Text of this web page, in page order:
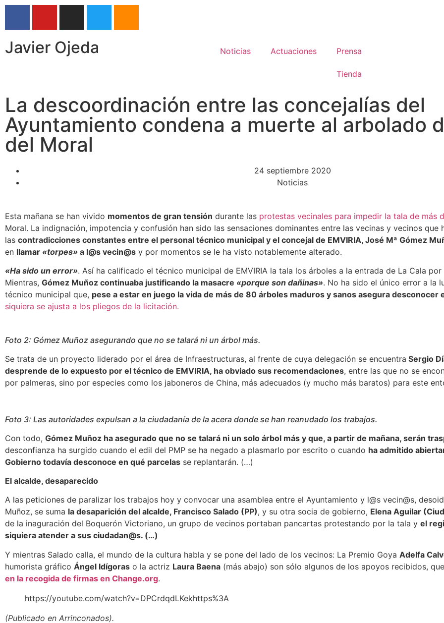
Javier Ojeda Noticias Actuaciones Prensa
Tienda
La descoordinación entre las concejalías del
Ayuntamiento condena a muerte al arbolado
del Moral
24 septiembre 2020
Noticias
Esta mañana se han vivido momentos de gran tensión durante las protestas vecinales para impedir la tala de más
Moral. La indignación, impotencia y confusión han sido las sensaciones dominantes entre las vecinas y vecinos que
las contradicciones constantes entre el personal técnico municipal y el concejal de EMVIRIA, José Mª Gómez
en llamar «torpes» a l@s vecin@s y por momentos se le ha visto notablemente alterado.
«Ha sido un error». Así ha calificado el técnico municipal de EMVIRIA la tala los árboles a la entrada de La Cala
Mientras, Gómez Muñoz continuaba justificando la masacre «porque son dañinas». No ha sido el único error a la
técnico municipal que, pese a estar en juego la vida de más de 80 árboles maduros y sanos asegura desconocer
siquiera se ajusta a los pliegos de la licitación.
Foto 2: Gómez Muñoz asegurando que no se talará ni un árbol más.
Se trata de un proyecto liderado por el área de Infraestructuras, al frente de cuya delegación se encuentra Sergio
desprende de lo expuesto por el técnico de EMVIRIA, ha obviado sus recomendaciones, entre las que no se
por palmeras, sino por especies como los jaboneros de China, más adecuados (y mucho más baratos) para este
Foto 3: Las autoridades expulsan a la ciudadanía de la acera donde se han reanudado los trabajos.
Con todo, Gómez Muñoz ha asegurado que no se talará ni un solo árbol más y que, a partir de mañana, serán
desconfianza ha surgido cuando el edil del PMP se ha negado a plasmarlo por escrito o cuando ha admitido
Gobierno todavía desconoce en qué parcelas se replantarán. (…)
El alcalde, desaparecido
A las peticiones de paralizar los trabajos hoy y convocar una asamblea entre el Ayuntamiento y l@s vecin@s,
Muñoz, se suma la desaparición del alcalde, Francisco Salado (PP), y su otra socia de gobierno, Elena Aguilar
de la inaguración del Boquerón Victoriano, un grupo de vecinos portaban pancartas protestando por la tala y el
siquiera atender a sus ciudadan@s. (…)
Y mientras Salado calla, el mundo de la cultura habla y se pone del lado de los vecinos: La Premio Goya Adelfa
humorista gráfico Ángel Idígoras o la actriz Laura Baena (más abajo) son sólo algunos de los apoyos recibidos, que
en la recogida de firmas en Change.org.
https://youtube.com/watch?v=DPCrdqdLKekhttps%3A
(Publicado en Arrinconados).